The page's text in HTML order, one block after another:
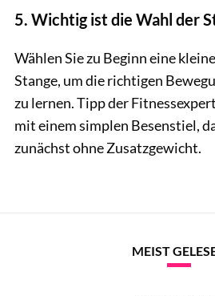
5. Wichtig ist die Wahl der
Wählen Sie zu Beginn eine
Stange, um die richtigen
zu lernen. Tipp der
mit einem simplen Besenstiel,
zunächst ohne Zusatzgewicht.
MEIST